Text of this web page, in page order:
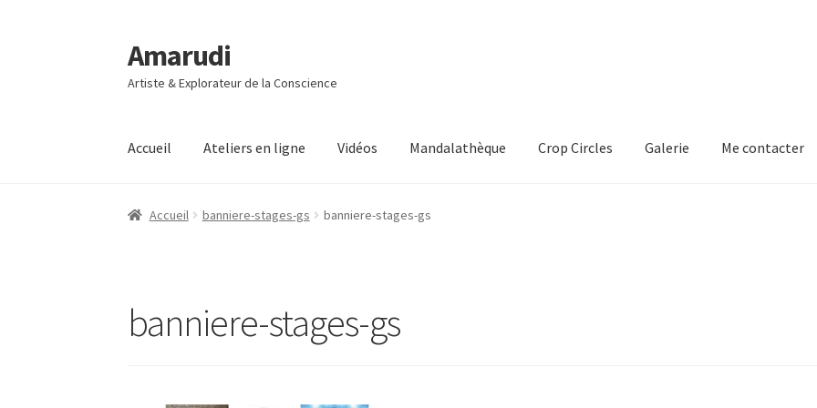
Aller
à
la
Aller
au
contenu
Amarudi
Artiste & Explorateur de la Conscience
Accueil Ateliers en ligne Vidéos Mandalathèque Crop Circles Galerie Me contacter
Accueil Accueil Ateliers en ligne Boutique Commande
Accueil banniere-stages-gs banniere-stages-gs
banniere-stages-gs